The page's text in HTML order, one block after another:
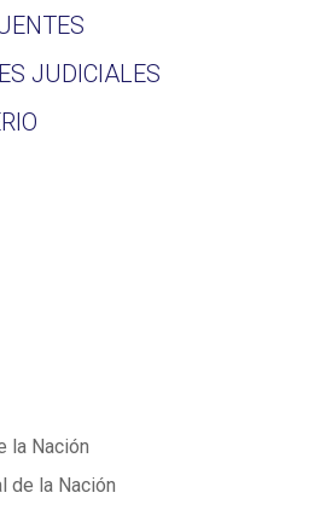
JUDICIALES
la Nación
de la Nación